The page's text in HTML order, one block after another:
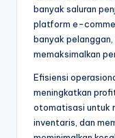
banyak saluran
platform e-
banyak
memaksimalkan
Efisiensi
meningkatkan
otomatisasi untuk
inventaris, dan